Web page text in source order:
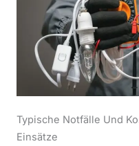
Typische Notfälle Und
Einsätze